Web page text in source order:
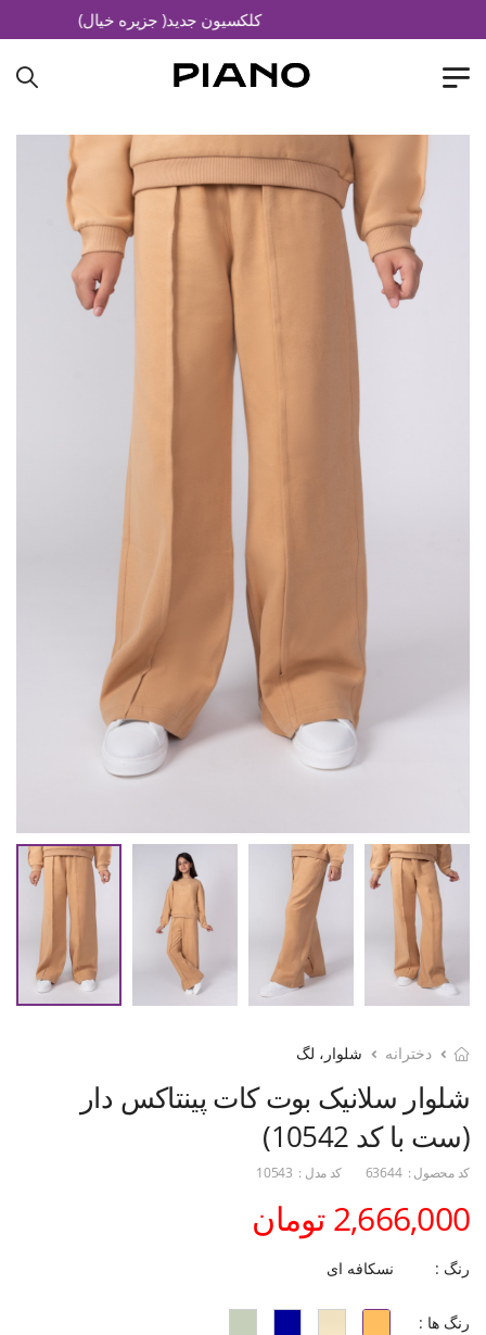
کلکسیون جدید( جزیره خیال)
دخترانه شلوار، لگ
شلوار سلانیک بوت کات پینتاکس دار
(ست با کد 10542)
کد محصول : 63644 کد مدل : 10543
2,666,000 تومان
رنگ : نسکافه ای
رنگ ها :